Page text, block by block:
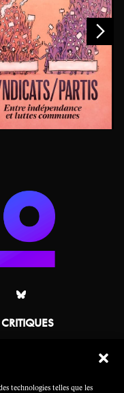
technologies telles que les